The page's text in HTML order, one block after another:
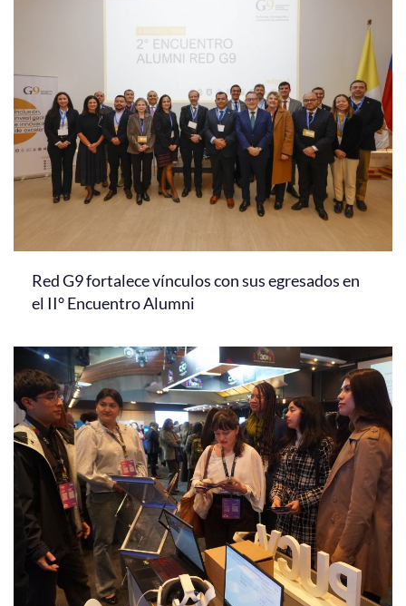
Red G9 fortalece vínculos con sus egresados en
el II° Encuentro Alumni